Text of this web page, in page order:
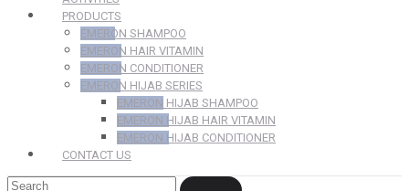
PRODUCTS
EMERON SHAMPOO
EMERON HAIR VITAMIN
EMERON CONDITIONER
EMERON HIJAB SERIES
EMERON HIJAB SHAMPOO
EMERON HIJAB HAIR VITAMIN
EMERON HIJAB CONDITIONER
CONTACT US